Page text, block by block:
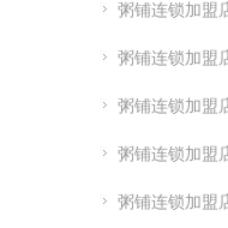
粥铺连锁加盟
优质连锁粥员外
粥铺连锁加盟
析连锁开店关键点
粥铺连锁加盟
指南-粥员外加盟
粥铺连锁加盟
实力供应链 + 总
粥铺连锁加盟